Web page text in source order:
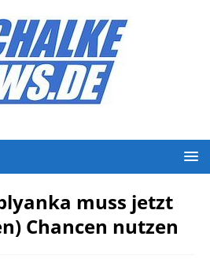
muss jetzt
Chancen nutzen